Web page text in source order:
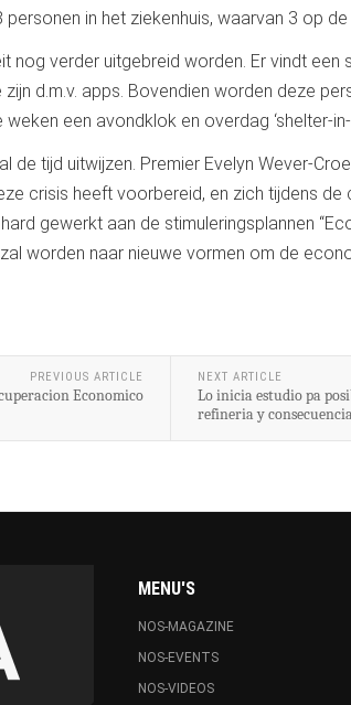
in het ziekenhuis, waarvan 3 op
nog verder uitgebreid worden. Er vindt een
d.m.v. apps. Bovendien worden deze
een avondklok en overdag ‘shelter-in-
de tijd uitwijzen. Premier Evelyn Wever-
crisis heeft voorbereid, en zich tijdens de
gewerkt aan de stimuleringsplannen
worden naar nieuwe vormen om de
PREVIOUS ARTICLE
Economico
NEXT ARTICLE
Lo inicia estudio pa
refineria y
MENU'S
NOS-MAGAZINE
NOS-EVENTS
NOS-VIDEOS